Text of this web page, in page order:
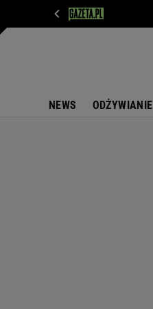
NEWS ODŻYWIANIE